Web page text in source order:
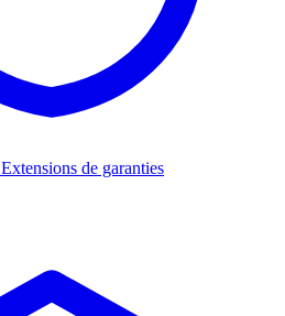
Extensions de garanties